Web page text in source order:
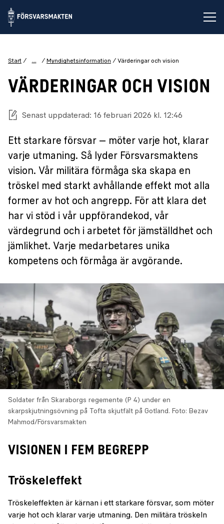
Start ... Myndighetsinformation Värderingar och vision
VÄRDERINGAR OCH VISION
Senast uppdaterad: 16 februari 2026 kl. 12:46
Ett starkare försvar – möter varje hot, klarar
varje utmaning. Så lyder Försvarsmaktens
vision. Vår militära förmåga ska skapa en
tröskel med starkt avhållande effekt mot alla
former av hot och angrepp. För att klara det
har vi stöd i vår uppförandekod, vår
värdegrund och i arbetet för jämställdhet och
jämlikhet. Varje medarbetares unika
kompetens och förmåga är avgörande.
Soldater från Skaraborgs regemente (P 4) under en
skarpskjutningsövning på Tofta skjutfält på Gotland. Foto: Bezav
Mahmod/Försvarsmakten
VISIONEN I FEM BEGREPP
Tröskeleffekt
Tröskeleffekten är kärnan i ett starkare försvar, som möter
varje hot och klarar varje utmaning. Den militära tröskeln